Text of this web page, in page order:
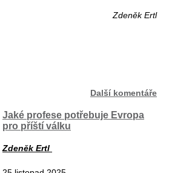
Zdeněk Ertl
Další komentáře
Jaké profese potřebuje Evropa
pro příští válku
Zdeněk Ertl